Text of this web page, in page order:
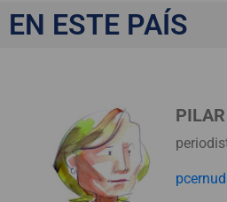
EN ESTE PAÍS